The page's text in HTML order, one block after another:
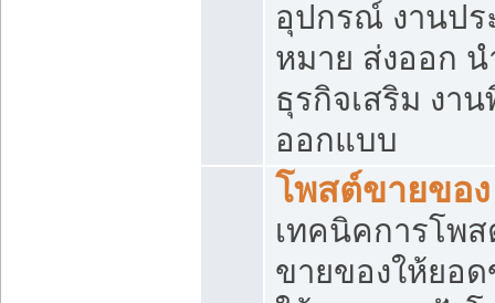
อุปกรณ์ งานป
หมาย ส่งออก น
ธุรกิจเสริม งา
ออกแบบ
โพสต์ขายของ
เทคนิคการโพ
ขายของให้ยอ